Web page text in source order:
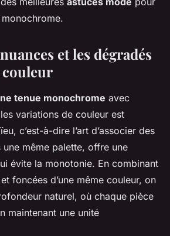
et les dégradés
couleur
tenue monochrome avec
variations de couleur est
c’est-à-dire l’art d’associer des
même palette, offre une
évite la monotonie. En combinant
foncées d’une même couleur, on
naturel, où chaque pièce
maintenant une unité